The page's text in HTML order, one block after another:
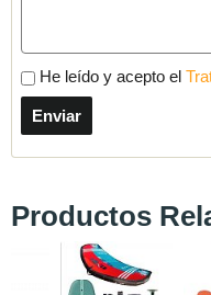
He leído y acepto el
Productos